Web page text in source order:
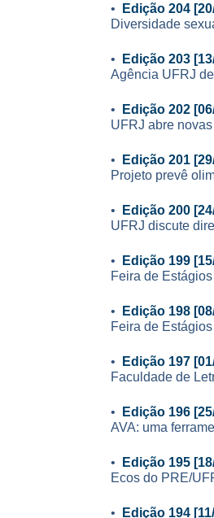
• Edição 204
Diversidade
• Edição 203
Agência UFRJ
• Edição 202
UFRJ abre
• Edição 201
Projeto prevê
• Edição 200
UFRJ discute
• Edição 199
Feira de
• Edição 198
Feira de
• Edição 197
Faculdade de
• Edição 196
AVA: uma
• Edição 195
Ecos do PRE/
• Edição 194